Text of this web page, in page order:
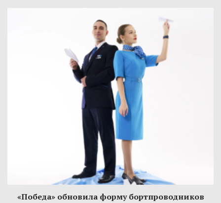
«Победа» обновила форму бортпроводников